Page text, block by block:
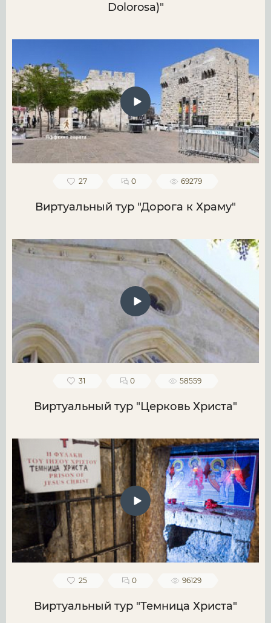
Dolorosa)"
27 0 69279
Виртуальный тур "Дорога к Храму"
31 0 58559
Виртуальный тур "Церковь Христа"
25 0 96129
Виртуальный тур "Темница Христа"